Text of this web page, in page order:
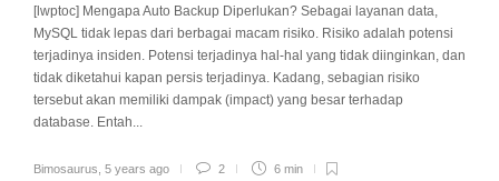
[lwptoc] Mengapa Auto Backup Diperlukan? Sebagai layanan data,
MySQL tidak lepas dari berbagai macam risiko. Risiko adalah potensi
terjadinya insiden. Potensi terjadinya hal-hal yang tidak diinginkan, dan
tidak diketahui kapan persis terjadinya. Kadang, sebagian risiko
tersebut akan memiliki dampak (impact) yang besar terhadap
database. Entah...
Bimosaurus 5 years ago 2 6 min